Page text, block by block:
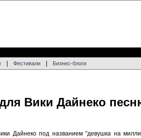
Фестивали Бизнес-блоги
Вики Дайнеко
Дайнеко под названием "девушка на